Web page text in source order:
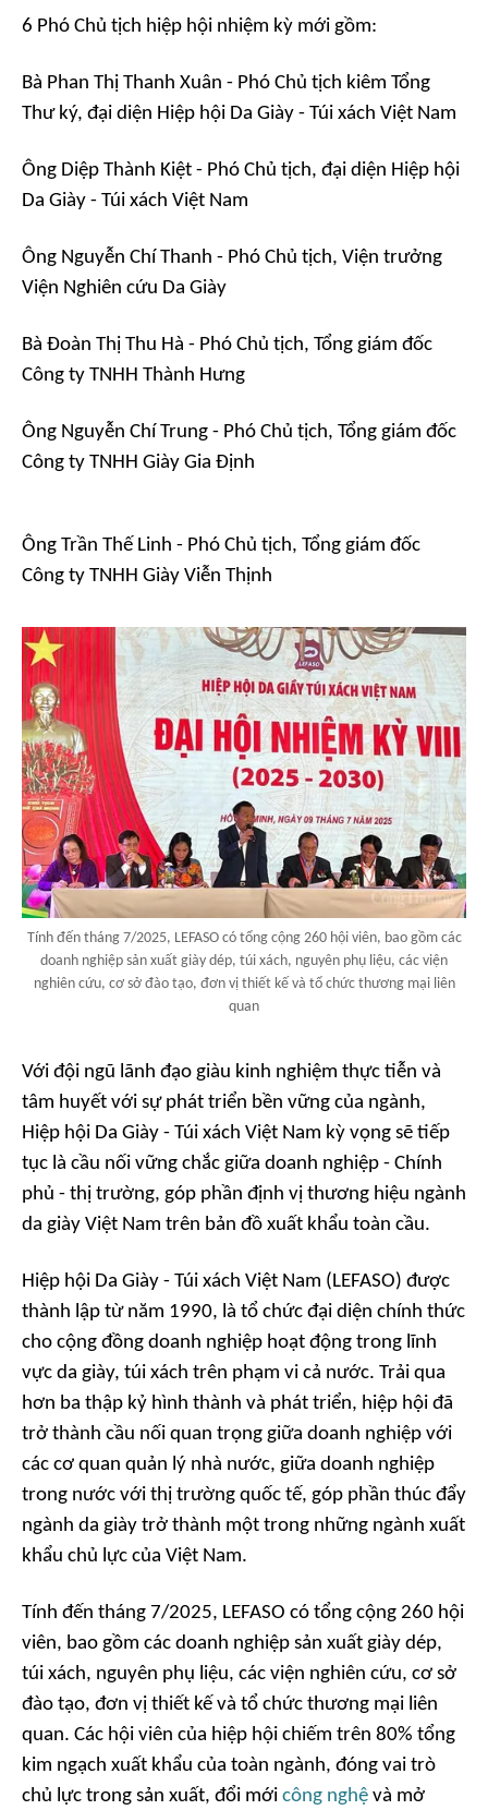
6 Phó Chủ tịch hiệp hội nhiệm kỳ mới gồm:
Bà Phan Thị Thanh Xuân - Phó Chủ tịch kiêm Tổng
Thư ký, đại diện Hiệp hội Da Giày - Túi xách Việt Nam
Ông Diệp Thành Kiệt - Phó Chủ tịch, đại diện Hiệp hội
Da Giày - Túi xách Việt Nam
Ông Nguyễn Chí Thanh - Phó Chủ tịch, Viện trưởng
Viện Nghiên cứu Da Giày
Bà Đoàn Thị Thu Hà - Phó Chủ tịch, Tổng giám đốc
Công ty TNHH Thành Hưng
Ông Nguyễn Chí Trung - Phó Chủ tịch, Tổng giám đốc
Công ty TNHH Giày Gia Định
Ông Trần Thế Linh - Phó Chủ tịch, Tổng giám đốc
Công ty TNHH Giày Viễn Thịnh
Tính đến tháng 7/2025, LEFASO có tổng cộng 260 hội viên, bao gồm các
doanh nghiệp sản xuất giày dép, túi xách, nguyên phụ liệu, các viện
nghiên cứu, cơ sở đào tạo, đơn vị thiết kế và tổ chức thương mại liên
quan
Với đội ngũ lãnh đạo giàu kinh nghiệm thực tiễn và
tâm huyết với sự phát triển bền vững của ngành,
Hiệp hội Da Giày - Túi xách Việt Nam kỳ vọng sẽ tiếp
tục là cầu nối vững chắc giữa doanh nghiệp - Chính
phủ - thị trường, góp phần định vị thương hiệu ngành
da giày Việt Nam trên bản đồ xuất khẩu toàn cầu.
Hiệp hội Da Giày - Túi xách Việt Nam (LEFASO) được
thành lập từ năm 1990, là tổ chức đại diện chính thức
cho cộng đồng doanh nghiệp hoạt động trong lĩnh
vực da giày, túi xách trên phạm vi cả nước. Trải qua
hơn ba thập kỷ hình thành và phát triển, hiệp hội đã
trở thành cầu nối quan trọng giữa doanh nghiệp với
các cơ quan quản lý nhà nước, giữa doanh nghiệp
trong nước với thị trường quốc tế, góp phần thúc đẩy
ngành da giày trở thành một trong những ngành xuất
khẩu chủ lực của Việt Nam.
Tính đến tháng 7/2025, LEFASO có tổng cộng 260 hội
viên, bao gồm các doanh nghiệp sản xuất giày dép,
túi xách, nguyên phụ liệu, các viện nghiên cứu, cơ sở
đào tạo, đơn vị thiết kế và tổ chức thương mại liên
quan. Các hội viên của hiệp hội chiếm trên 80% tổng
kim ngạch xuất khẩu của toàn ngành, đóng vai trò
chủ lực trong sản xuất, đổi mới công nghệ và mở